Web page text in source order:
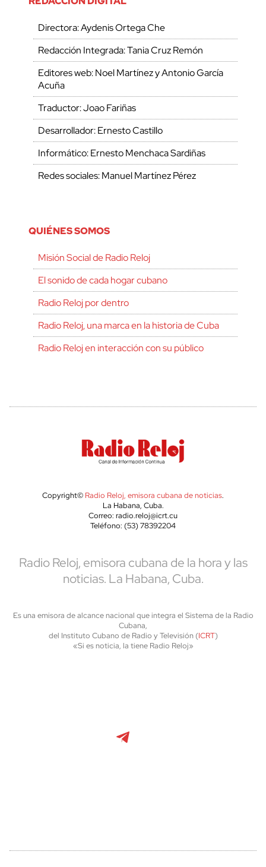
Directora: Aydenis Ortega Che
Redacción Integrada: Tania Cruz Remón
Editores web: Noel Martínez y Antonio García
Acuña
Traductor: Joao Fariñas
Desarrollador: Ernesto Castillo
Informático: Ernesto Menchaca Sardiñas
Redes sociales: Manuel Martínez Pérez
QUIÉNES SOMOS
Misión Social de Radio Reloj
El sonido de cada hogar cubano
Radio Reloj por dentro
Radio Reloj, una marca en la historia de Cuba
Radio Reloj en interacción con su público
Copyright© Radio Reloj, emisora cubana de noticias.
La Habana, Cuba.
Correo: radio.reloj@icrt.cu
Teléfono: (53) 78392204
Radio Reloj, emisora cubana de la hora y las
noticias. La Habana, Cuba.
Es una emisora de alcance nacional que integra el Sistema de la Radio
Cubana,
del Instituto Cubano de Radio y Televisión (ICRT)
«Si es noticia, la tiene Radio Reloj»